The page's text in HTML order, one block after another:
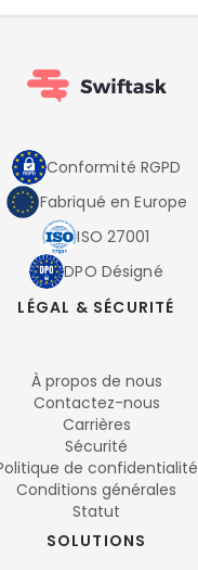
Conformité RGPD
Fabriqué en Europe
ISO 27001
DPO Désigné
LÉGAL & SÉCURITÉ
À propos de nous
Contactez-nous
Carrières
Sécurité
de confidentialité
Conditions générales
Statut
SOLUTIONS